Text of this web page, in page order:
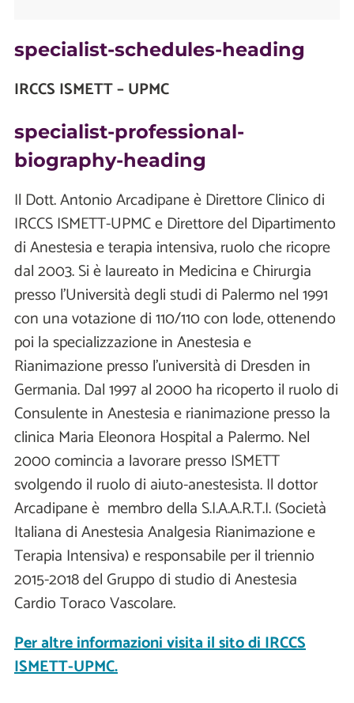
specialist-schedules-heading
IRCCS ISMETT – UPMC
specialist-professional-
biography-heading
Il Dott. Antonio Arcadipane è Direttore Clinico di
IRCCS ISMETT-UPMC e Direttore del Dipartimento
di Anestesia e terapia intensiva, ruolo che ricopre
dal 2003. Si è laureato in Medicina e Chirurgia
presso l’Università degli studi di Palermo nel 1991
con una votazione di 110/110 con lode, ottenendo
poi la specializzazione in Anestesia e
Rianimazione presso l’università di Dresden in
Germania. Dal 1997 al 2000 ha ricoperto il ruolo di
Consulente in Anestesia e rianimazione presso la
clinica Maria Eleonora Hospital a Palermo. Nel
2000 comincia a lavorare presso ISMETT
svolgendo il ruolo di aiuto-anestesista. Il dottor
Arcadipane è membro della S.I.A.A.R.T.I. (Società
Italiana di Anestesia Analgesia Rianimazione e
Terapia Intensiva) e responsabile per il triennio
2015-2018 del Gruppo di studio di Anestesia
Cardio Toraco Vascolare.
Per altre informazioni visita il sito di IRCCS
ISMETT-UPMC.